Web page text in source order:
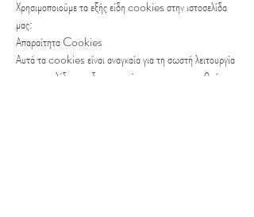
Χρησιμοποιούμε τα εξής είδη cookies στην ιστοσελίδα
μας:
Απαραίτητα Cookies
Αυτά τα cookies είναι αναγκαία για τη σωστή λειτουργία
της ιστοσελίδας και δεν μπορούν να απενεργοποιηθούν.